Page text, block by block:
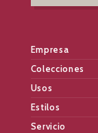
Empresa
Colecciones
Usos
Estilos
Servicio